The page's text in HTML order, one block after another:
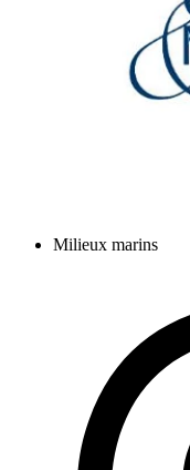
Milieux marins